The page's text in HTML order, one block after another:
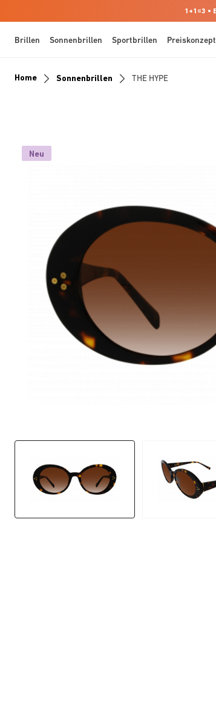
1+1=3 •
Brillen Sonnenbrillen Sportbrillen Preiskonzept
Home Sonnenbrillen THE HYPE
Neu